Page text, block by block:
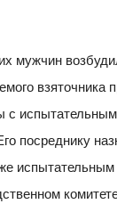
мужчин
взяточника
с
посреднику